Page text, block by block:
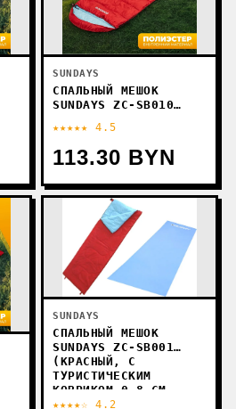
SUNDAYS
СПАЛЬНЫЙ МЕШОК
SUNDAYS ZC-SB010
★★★★★ 4.5
113.30 BYN
SUNDAYS
СПАЛЬНЫЙ МЕШОК
SUNDAYS ZC-SB001
(КРАСНЫЙ, С
ТУРИСТИЧЕСКИМ
КОВРИКОМ 0.8 СМ
СИНИЙ)
★★★★☆ 4.2